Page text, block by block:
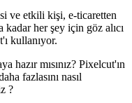
ve etkili kişi, e-ticaretten
her şey için göz alıcı
kullanıyor.
hazır mısınız? Pixelcut'ın
fazlasını nasıl
?